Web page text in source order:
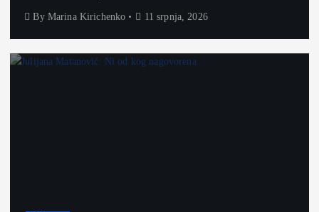
By Marina Kirichenko 11 srpnja, 2026